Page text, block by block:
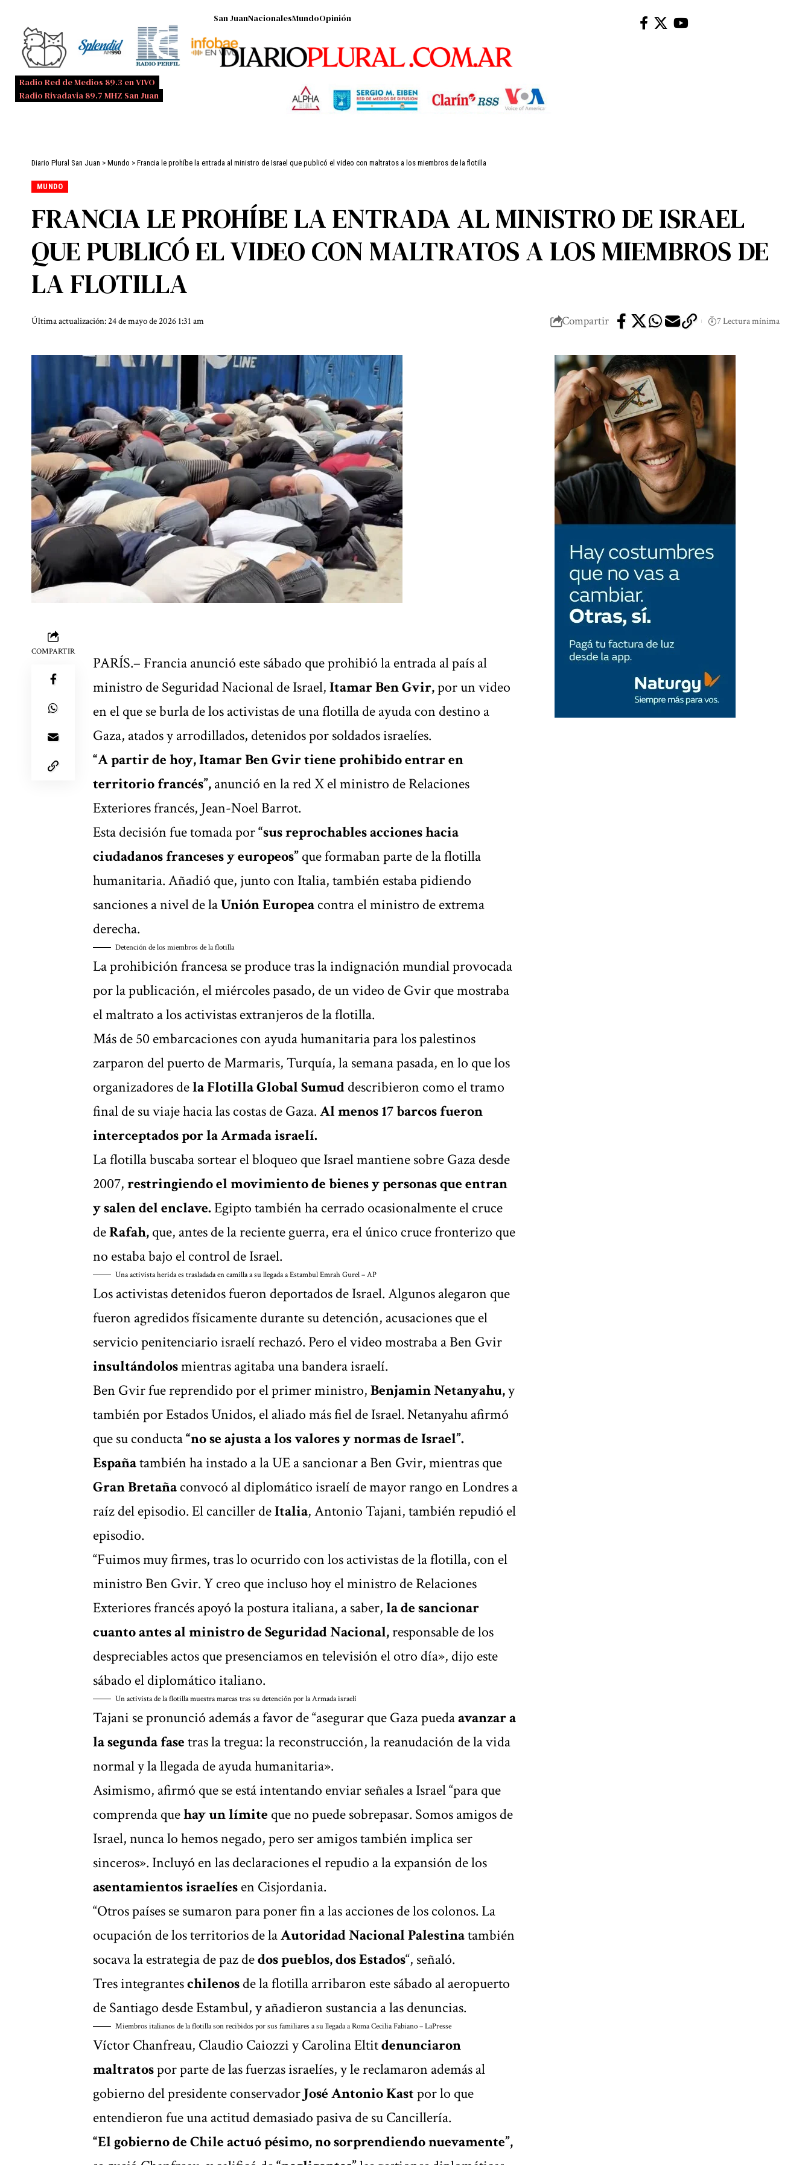
Radio Red de Medios 89.3 en VIVO
Radio Rivadavia 89.7 MHZ San Juan
San JuanNacionalesMundoOpinión
Diario Plural San Juan > Mundo > Francia le prohíbe la entrada al ministro de Israel que publicó el video con maltratos a los miembros de la flotilla
MUNDO
FRANCIA LE PROHÍBE LA ENTRADA AL MINISTRO DE ISRAEL
QUE PUBLICÓ EL VIDEO CON MALTRATOS A LOS MIEMBROS DE
LA FLOTILLA
Última actualización: 24 de mayo de 2026 1:31 am Compartir 7 Lectura mínima
COMPARTIR
PARÍS.– Francia anunció este sábado que prohibió la entrada al país al
ministro de Seguridad Nacional de Israel,Itamar Ben Gvir,por un video
en el que se burla de los activistas de una flotilla de ayuda con destino a
Gaza, atados y arrodillados, detenidos por soldados israelíes.
“A partir de hoy, Itamar Ben Gvir tiene prohibido entrar en
territorio francés”,anunció en la red X el ministro de Relaciones
Exteriores francés, Jean-Noel Barrot.
Esta decisión fue tomada por“sus reprochables acciones hacia
ciudadanos franceses y europeos”que formaban parte de la flotilla
humanitaria. Añadió que, junto con Italia, también estaba pidiendo
sanciones a nivel de laUnión Europeacontra el ministro de extrema
derecha.
Detención de los miembros de la flotilla
La prohibición francesa se produce tras la indignación mundial provocada
por la publicación, el miércoles pasado, deun video de Gvir que mostraba
el maltrato a los activistas extranjerosde la flotilla.
Más de 50 embarcaciones con ayuda humanitaria para los palestinos
zarparon del puerto de Marmaris, Turquía, la semana pasada, en lo que los
organizadores dela Flotilla Global Sumuddescribieron como el tramo
final de su viaje hacia las costas de Gaza.Al menos 17 barcos fueron
interceptados por la Armada israelí.
La flotilla buscaba sortear el bloqueo que Israel mantiene sobre Gaza desde
2007,restringiendo el movimiento de bienes y personas que entran
y salen del enclave.Egipto también ha cerrado ocasionalmente el cruce
deRafah,que, antes de la reciente guerra, era el único cruce fronterizo que
no estaba bajo el control de Israel.
Una activista herida es trasladada en camilla a su llegada a EstambulEmrah Gurel – AP
Los activistas detenidos fueron deportados de Israel. Algunos alegaron que
fueron agredidos físicamentedurante su detención, acusaciones que el
servicio penitenciario israelí rechazó. Pero el video mostraba a Ben Gvir
insultándolosmientras agitaba una bandera israelí.
Ben Gvir fue reprendido por el primer ministro,Benjamin Netanyahu,y
también por Estados Unidos, el aliado más fiel de Israel. Netanyahu afirmó
que su conducta“no se ajusta a los valores y normas de Israel”.
Españatambién ha instado a la UE a sancionar a Ben Gvir, mientras que
Gran Bretañaconvocó al diplomático israelí de mayor rango en Londres a
raíz del episodio. El canciller deItalia, Antonio Tajani, también repudió el
episodio.
“Fuimos muy firmes, tras lo ocurrido con los activistas de la flotilla, con el
ministro Ben Gvir. Y creo que incluso hoy el ministro de Relaciones
Exteriores francés apoyó la postura italiana, a saber,la de sancionar
cuanto antes al ministro de Seguridad Nacional,responsable de los
despreciables actos que presenciamos en televisión el otro día», dijo este
sábado el diplomático italiano.
Un activista de la flotilla muestra marcas tras su detención por la Armada israelí
Tajani se pronunció además a favor de “asegurar que Gaza puedaavanzar a
la segunda fasetras la tregua: la reconstrucción, la reanudación de la vida
normal y la llegada de ayuda humanitaria».
Asimismo, afirmó que se está intentando enviar señales a Israel “para que
comprenda quehay un límite que no puede sobrepasar. Somos amigos de
Israel, nunca lo hemos negado, pero ser amigos también implica ser
sinceros». Incluyó en las declaraciones el repudio a la expansión de los
asentamientos israelíesen Cisjordania.
“Otros países se sumaron para poner fin a las acciones de los colonos. La
ocupación de los territorios de laAutoridad Nacional Palestinatambién
socava la estrategia de paz dedos pueblos, dos Estados“, señaló.
Tres integranteschilenosde la flotilla arribaron este sábado al aeropuerto
de Santiago desde Estambul, y añadieron sustancia a las denuncias.
Miembros italianos de la flotilla son recibidos por sus familiares a su llegada a RomaCecilia Fabiano – LaPresse
Víctor Chanfreau, Claudio Caiozzi y Carolina Eltitdenunciaron
maltratospor parte de las fuerzas israelíes, y le reclamaron además al
gobierno del presidente conservadorJosé Antonio Kastpor lo que
entendieron fue una actitud demasiado pasiva de su Cancillería.
“El gobierno de Chile actuó pésimo, no sorprendiendo nuevamente”,